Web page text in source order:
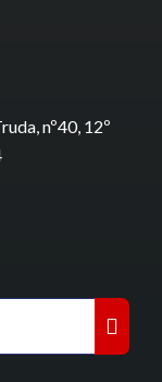
nº40, 12º